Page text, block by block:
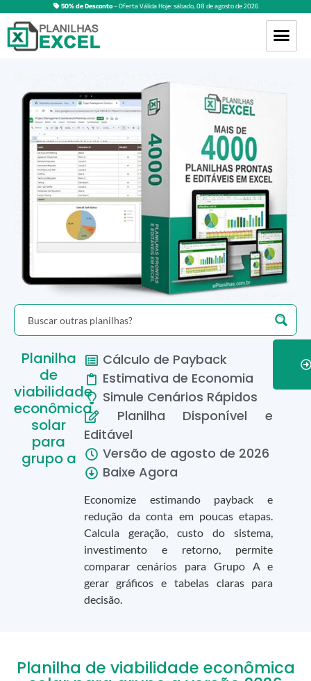
50% de Desconto– Oferta Válida Hoje:sábado,08 deagostode2026
Planilha
de
viabilidade
econômica
solar
para
grupo a
Cálculo de Payback
Estimativa de Economia
Simule Cenários Rápidos
Planilha Disponível e
Editável
Versão de agosto de 2026
Baixe Agora
Economize estimando payback e
redução da conta em poucas etapas.
Calcula geração, custo do sistema,
investimento e retorno, permite
comparar cenários para Grupo A e
gerar gráficos e tabelas claras para
decisão.
Planilha de viabilidade econômica